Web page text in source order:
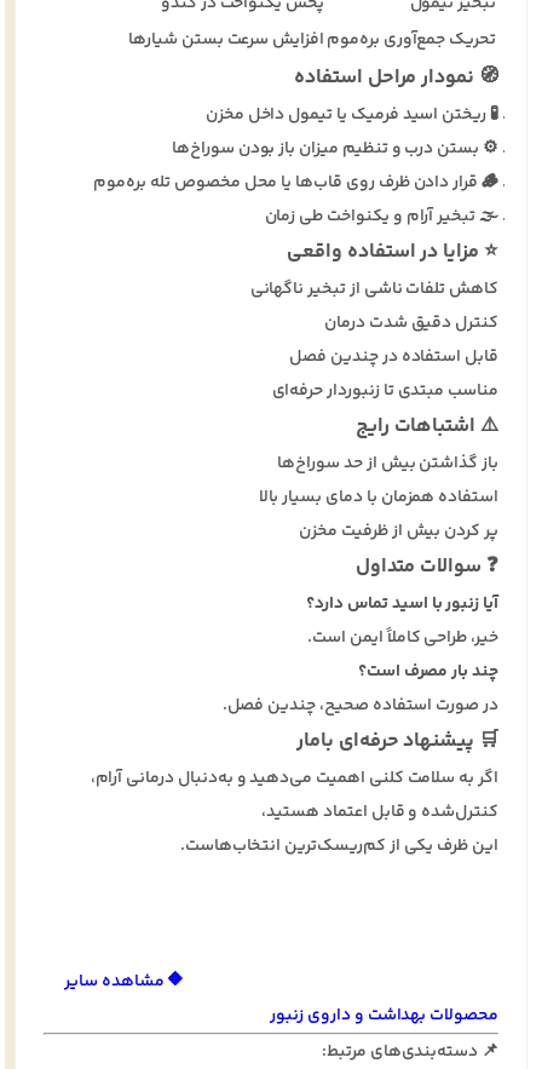
تحریک جمع‌آوری بره‌موم افزایش سرعت بستن شیارها
🧭 نمودار مراحل استفاده
🧪 ریختن اسید فرمیک یا تیمول داخل مخزن
⚙️ بستن درب و تنظیم میزان باز بودن سوراخ‌ها
🪵 قرار دادن ظرف روی قاب‌ها یا محل مخصوص تله بره‌موم
🌫️ تبخیر آرام و یکنواخت طی زمان
⭐ مزایا در استفاده واقعی
کاهش تلفات ناشی از تبخیر ناگهانی
کنترل دقیق شدت درمان
قابل استفاده در چندین فصل
مناسب مبتدی تا زنبوردار حرفه‌ای
⚠️ اشتباهات رایج
باز گذاشتن بیش از حد سوراخ‌ها
استفاده همزمان با دمای بسیار بالا
پر کردن بیش از ظرفیت مخزن
❓ سوالات متداول
آیا زنبور با اسید تماس دارد؟
خیر، طراحی کاملاً ایمن است.
چند بار مصرف است؟
در صورت استفاده صحیح، چندین فصل.
🛒 پیشنهاد حرفه‌ای بامار
اگر به سلامت کلنی اهمیت می‌دهید و به‌دنبال درمانی آرام،
کنترل‌شده و قابل اعتماد هستید،
این ظرف یکی از کم‌ریسک‌ترین انتخاب‌هاست.
🔶 مشاهده سایر
محصولات بهداشت و داروی زنبور
📌 دسته‌بندی‌های مرتبط: